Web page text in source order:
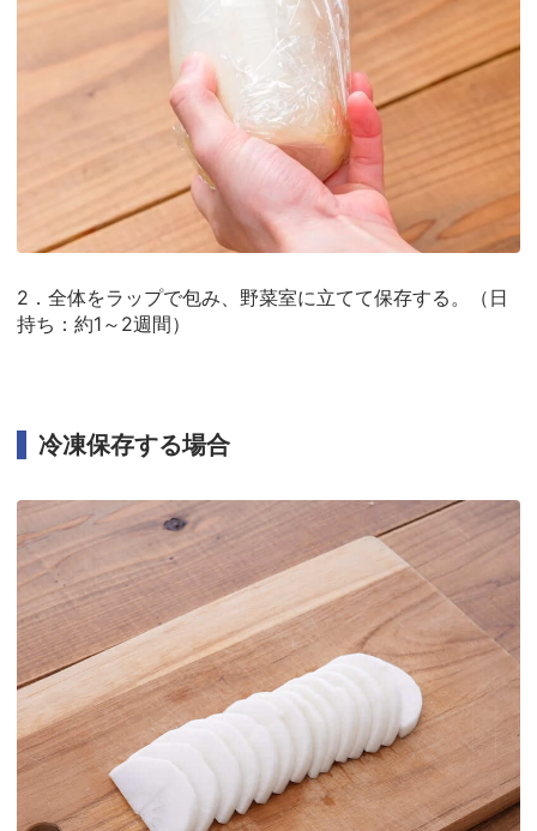
2．全体をラップで包み、野菜室に立てて保存する。（日
持ち：約1～2週間）
冷凍保存する場合